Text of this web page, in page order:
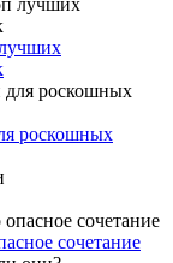
роскошных
сочетание